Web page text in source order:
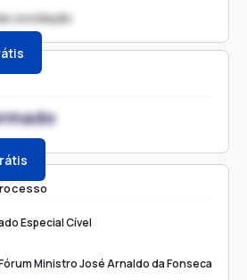
Especial Cível
Ministro José Arnaldo da Fonseca
conciliação